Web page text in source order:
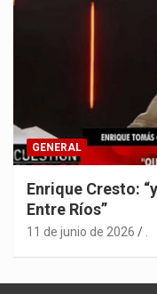
GENERAL
Enrique Cresto:
Entre Ríos”
11 de junio de 2026